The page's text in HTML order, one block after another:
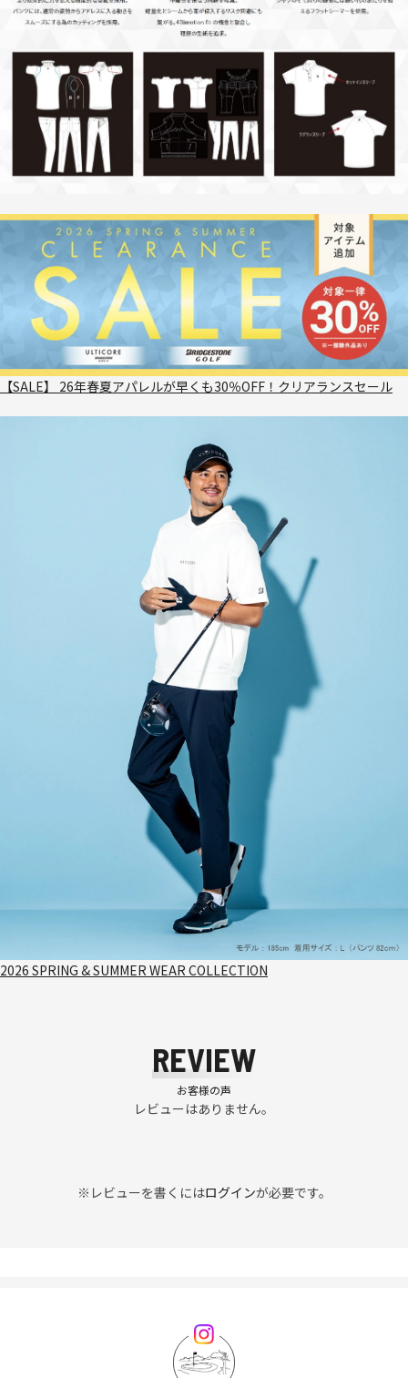
【SALE】 26年春夏アパレルが早くも30％OFF！クリアランスセール
2026 SPRING & SUMMER WEAR COLLECTION
REVIEW
お客様の声
レビューはありません。
※レビューを書くにはログインが必要です。